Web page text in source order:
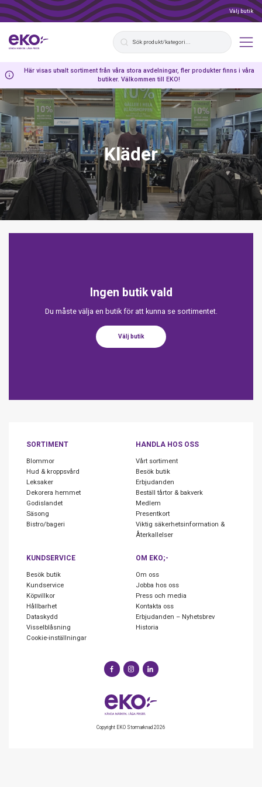
Välj butik
Här visas utvalt sortiment från våra stora avdelningar, fler produkter finns i våra
butiker. Välkommen till EKO!
Kläder
Ingen butik vald
Du måste välja en butik för att kunna se sortimentet.
Välj butik
SORTIMENT
Blommor
Hud & kroppsvård
Leksaker
Dekorera hemmet
Godislandet
Säsong
Bistro/bageri
HANDLA HOS OSS
Vårt sortiment
Besök butik
Erbjudanden
Beställ tårtor & bakverk
Medlem
Presentkort
Viktig säkerhetsinformation &
Återkallelser
KUNDSERVICE
Besök butik
Kundservice
Köpvillkor
Hållbarhet
Dataskydd
Visselblåsning
Cookie-inställningar
OM EKO;-
Om oss
Jobba hos oss
Press och media
Kontakta oss
Erbjudanden – Nyhetsbrev
Historia
Copyright EKO Stormarknad 2026